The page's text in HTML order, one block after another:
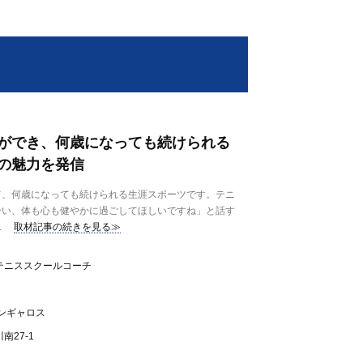
でき、何歳になっても続けられる
魅力を発信
歳になっても続けられる生涯スポーツです。テニ
、体も心も健やかに過ごしてほしいですね」と話す
取材記事の続きを見る≫
ススクールコーチ
ギャロス
南27-1